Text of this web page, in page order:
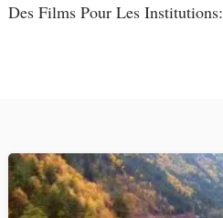
Des Films Pour Les Institutions: